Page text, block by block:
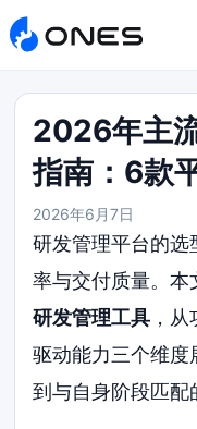
2026年主
指南：6款
2026年6月7日
研发管理平台的选
率与交付质量。
研发管理工具 ，
驱动能力三个维
到与自身阶段匹配